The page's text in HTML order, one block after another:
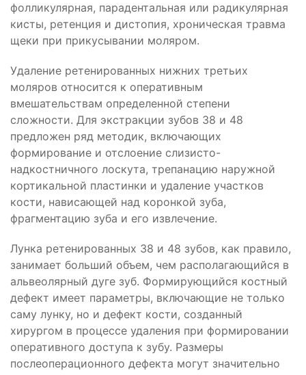
фолликулярная, парадентальная или радикулярная
кисты, ретенция и дистопия, хроническая травма
щеки при прикусывании моляром.
Удаление ретенированных нижних третьих
моляров относится к оперативным
вмешательствам определенной степени
сложности. Для экстракции зубов 38 и 48
предложен ряд методик, включающих
формирование и отслоение слизисто-
надкостничного лоскута, трепанацию наружной
кортикальной пластинки и удаление участков
кости, нависающей над коронкой зуба,
фрагментацию зуба и его извлечение.
Лунка ретенированных 38 и 48 зубов, как правило,
занимает больший объем, чем располагающийся в
альвеолярный дуге зуб. Формирующийся костный
дефект имеет параметры, включающие не только
саму лунку, но и дефект кости, созданный
хирургом в процессе удаления при формировании
оперативного доступа к зубу. Размеры
послеоперационного дефекта могут значительно